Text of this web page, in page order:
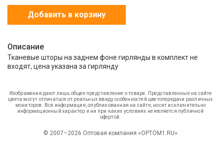
Добавить в корзину
Описание
Тканевые шторы на заднем фоне гирлянды в комплект не
входят, цена указана за гирлянду
Изображения дают лишь общее представление о товаре. Представленные на сайте
цвета могут отличаться от реальных ввиду особенностей цветопередачи различных
мониторов. Вся информация, опубликованная на сайте, носит исключительно
информационный характер и ни при каких условиях не является публичной
офертой.
© 2007–2026 Оптовая компания «OPTOM1.RU»